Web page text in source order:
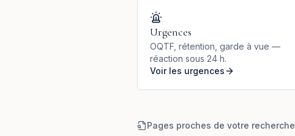
Urgences
OQTF, rétention, garde à vue —
réaction sous 24 h.
Voir les urgences
Pages proches de votre recherche